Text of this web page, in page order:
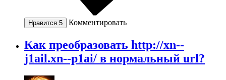
Нравится 5 Комментировать
Как преобразовать http://xn--
j1ail.xn--p1ai/ в нормальный url?